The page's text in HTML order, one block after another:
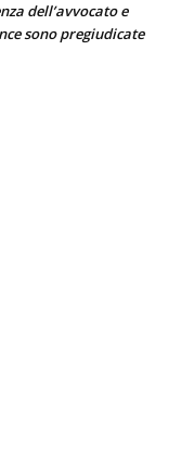
dell’avvocato e
sono pregiudicate